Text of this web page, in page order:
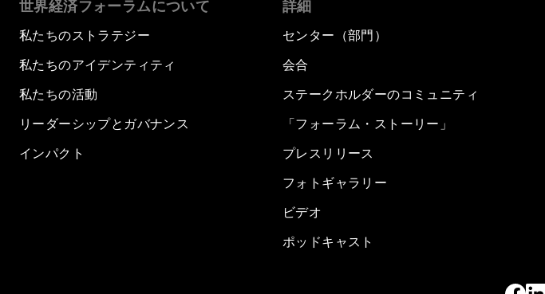
世界経済フォーラムについて
私たちのストラテジー
私たちのアイデンティティ
私たちの活動
リーダーシップとガバナンス
インパクト
詳細
センター（部門）
会合
ステークホルダーのコミュニティ
「フォーラム・ストーリー」
プレスリリース
フォトギャラリー
ビデオ
ポッドキャスト